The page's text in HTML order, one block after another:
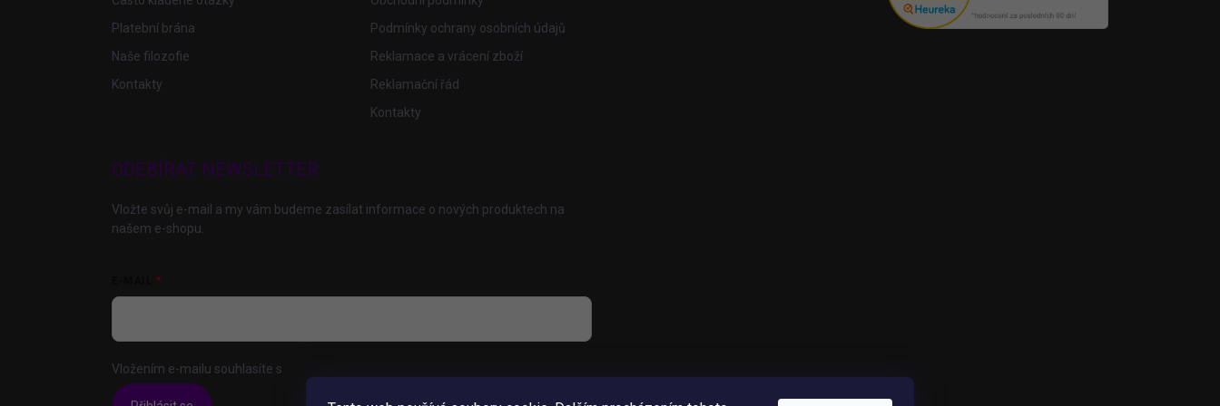
Platební brána
Naše filozofie
Kontakty
Podmínky ochrany osobních údajů
Reklamace a vrácení zboží
Reklamační řád
Kontakty
ODEBÍRAT NEWSLETTER
Vložte svůj e-mail a my vám budeme zasílat informace o nových produktech na
našem e-shopu.
Vložením e-mailu souhlasíte s